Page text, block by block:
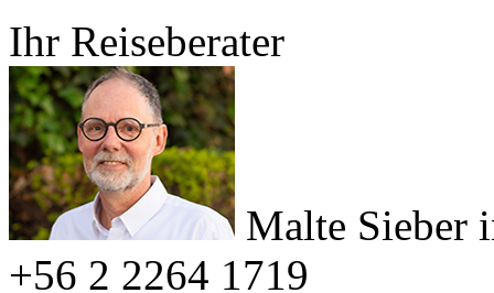
Ihr Reiseberater
Malte Sieber
+56 2 2264 1719